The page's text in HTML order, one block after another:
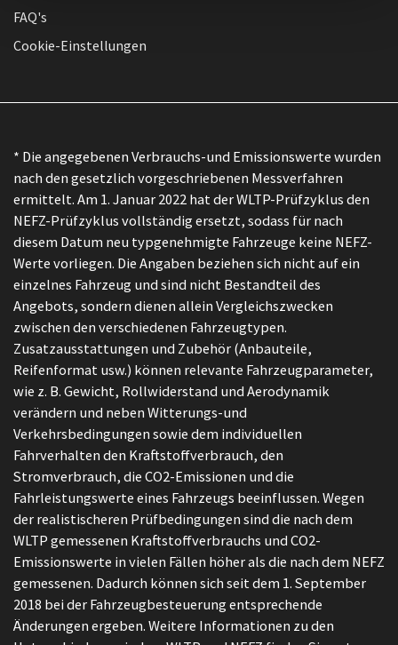
FAQ's
Cookie-Einstellungen
* Die angegebenen Verbrauchs-und Emissionswerte wurden
nach den gesetzlich vorgeschriebenen Messverfahren
ermittelt. Am 1. Januar 2022 hat der WLTP-Prüfzyklus den
NEFZ-Prüfzyklus vollständig ersetzt, sodass für nach
diesem Datum neu typgenehmigte Fahrzeuge keine NEFZ-
Werte vorliegen. Die Angaben beziehen sich nicht auf ein
einzelnes Fahrzeug und sind nicht Bestandteil des
Angebots, sondern dienen allein Vergleichszwecken
zwischen den verschiedenen Fahrzeugtypen.
Zusatzausstattungen und Zubehör (Anbauteile,
Reifenformat usw.) können relevante Fahrzeugparameter,
wie z. B. Gewicht, Rollwiderstand und Aerodynamik
verändern und neben Witterungs-und
Verkehrsbedingungen sowie dem individuellen
Fahrverhalten den Kraftstoffverbrauch, den
Stromverbrauch, die CO2-Emissionen und die
Fahrleistungswerte eines Fahrzeugs beeinflussen. Wegen
der realistischeren Prüfbedingungen sind die nach dem
WLTP gemessenen Kraftstoffverbrauchs und CO2-
Emissionswerte in vielen Fällen höher als die nach dem NEFZ
gemessenen. Dadurch können sich seit dem 1. September
2018 bei der Fahrzeugbesteuerung entsprechende
Änderungen ergeben. Weitere Informationen zu den